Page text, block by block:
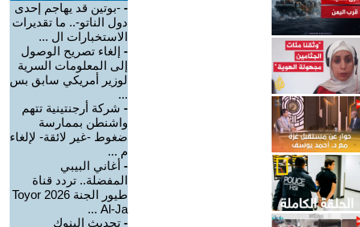
- -بوتين قد يهاجم إحدى
دول الناتو-.. ما تقديرات
الاستخبارات ال ...
- إلغاء تصريح الوصول
إلى المعلومات السرية
لوزير أمريكي سابق بس
...
- شركة أرجنتينية تتهم
واشنطن بممارسة
ضغوط -غير لائقة- لإلغاء
م ...
- أغاني البيبي
المفضلة.. تردد قناة
طيور الجنة 2026 Toyor
Al-Ja ...
- تحديث البنوك